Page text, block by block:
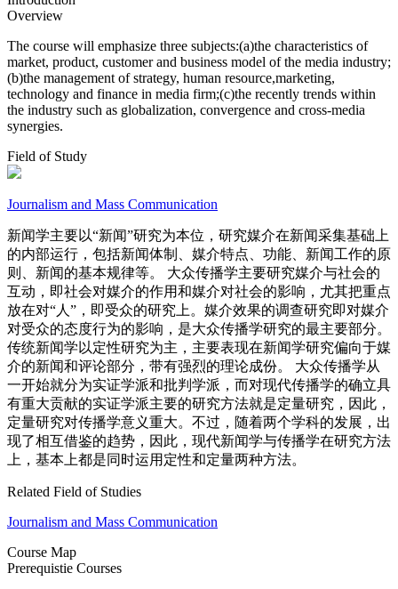
Overview
The course will emphasize three subjects:(a)the characteristics of
market, product, customer and business model of the media industry;
(b)the management of strategy, human resource,marketing,
technology and finance in media firm;(c)the recently trends within
the industry such as globalization, convergence and cross-media
synergies.
Field of Study
Journalism and Mass Communication
新闻学主要以“新闻”研究为本位，研究媒介在新闻采集基础上
的内部运行，包括新闻体制、媒介特点、功能、新闻工作的原
则、新闻的基本规律等。 大众传播学主要研究媒介与社会的
互动，即社会对媒介的作用和媒介对社会的影响，尤其把重点
放在对“人”，即受众的研究上。媒介效果的调查研究即对媒介
对受众的态度行为的影响，是大众传播学研究的最主要部分。
传统新闻学以定性研究为主，主要表现在新闻学研究偏向于媒
介的新闻和评论部分，带有强烈的理论成份。 大众传播学从
一开始就分为实证学派和批判学派，而对现代传播学的确立具
有重大贡献的实证学派主要的研究方法就是定量研究，因此，
定量研究对传播学意义重大。不过，随着两个学科的发展，出
现了相互借鉴的趋势，因此，现代新闻学与传播学在研究方法
上，基本上都是同时运用定性和定量两种方法。
Related Field of Studies
Journalism and Mass Communication
Course Map
Prerequistie Courses